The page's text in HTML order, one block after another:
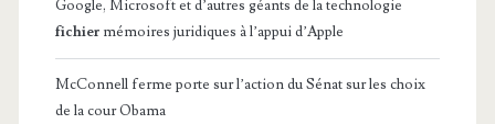
Google, Microsoft et d’autres géants de la technologie
fichier mémoires juridiques à l’appui d’Apple
McConnell ferme porte sur l’action du Sénat sur les choix
de la cour Obama